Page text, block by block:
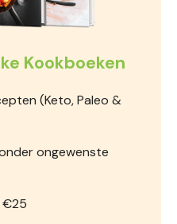
Kookboeken
(Keto, Paleo &
ongewenste
€25